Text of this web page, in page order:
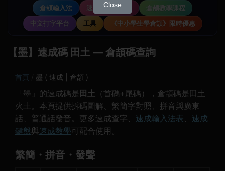
倉頡輸入法
速成輸入法教學
倉頡教學課程
中文打字平台
工具 《中小學生學倉頡》限時優惠
【墨】速成碼 田土 — 倉頡碼查詢
首頁 墨 ( 速成 | 倉頡 )
「墨」的速成碼是 田土 （首碼+尾碼），倉頡碼是田土
火土。本頁提供拆碼圖解、繁簡字對照、拼音與廣東
話、普通話發音。更多速成查字、 速成輸入法表、 速成
鍵盤與速成教學可配合使用。
繁簡・拼音・發聲
Close